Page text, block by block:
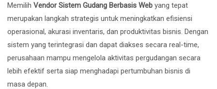
Memilih Vendor Sistem Gudang Berbasis Web yang tepat
merupakan langkah strategis untuk meningkatkan efisiensi
operasional, akurasi inventaris, dan produktivitas bisnis. Dengan
sistem yang terintegrasi dan dapat diakses secara real-time,
perusahaan mampu mengelola aktivitas pergudangan secara
lebih efektif serta siap menghadapi pertumbuhan bisnis di
masa depan.